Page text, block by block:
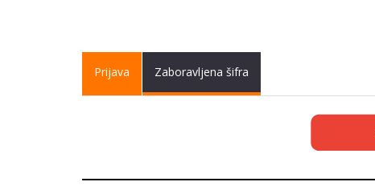
Primary tabs
Prijava (activeZaboravljena šifra